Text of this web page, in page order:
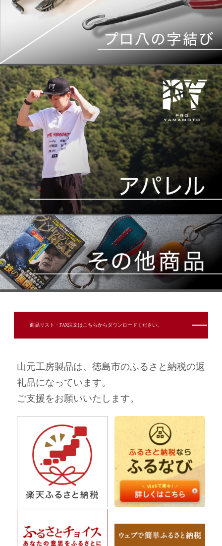
2022.01.20
ンダーロックstyle PV アップし
ました
2021.12.24
年末・年始休業のお知らせ
ふるさと納税返礼品になっていま
す。
2021.08.10
お盆休業のお知らせ
2020.12.24
年末・年始休業のお知らせ
2020.10.30
山元工房官方網站正式發表新製品
ZERO style ・ UNDER LOCK
style
2020.09.30
いよいよ発売です。
2020.09.02
このウキはヤバい！
2020.04.30
５魚種制覇・Ｖ３４への道
程 山元八郎 連載
2020.02.15
Webサイト メンテナンス終了の
お知らせ
2020.01.04
新年明けましておめでとうござい
ます。
2019.12.26
年末年始休業のお知らせ
2019.10.18
新製品 ガン玉付け外し
3Ｄエイトミキサー レインボー
2019.08.09
夏季休業のお知らせ
2019.03.20
プロ山元シャク Ｒー７００登
場！
2018.12.26
年末年始のおしらせ
2018.11.20
Webサイトをリニューアル！
商品リスト・FAX注文はこちらからダウンロードください。
山元工房製品は、徳島市のふるさと納税の返
礼品になっています。
ご支援をお願いいたします。